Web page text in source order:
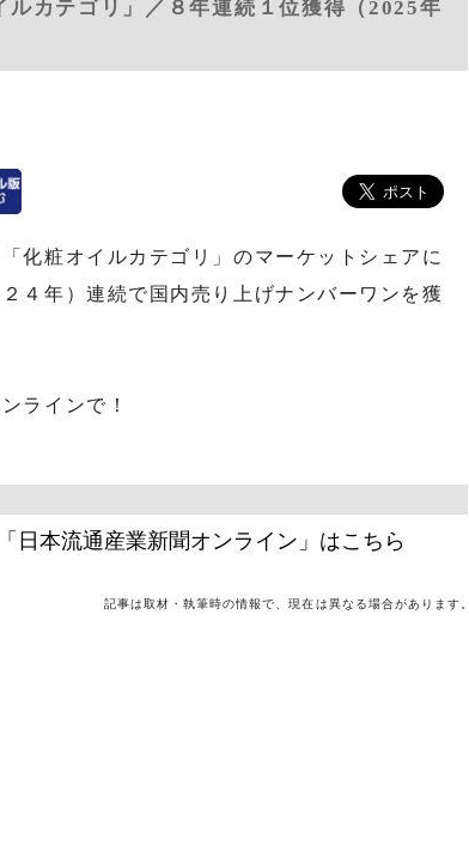
カテゴリ」／８年連続１位獲得（2025年
化粧オイルカテゴリ」のマーケットシェアに
４年）連続で国内売り上げナンバーワンを獲
ラインで！
日本流通産業新聞オンライン」はこちら
記事は取材・執筆時の情報で、現在は異なる場合があります。